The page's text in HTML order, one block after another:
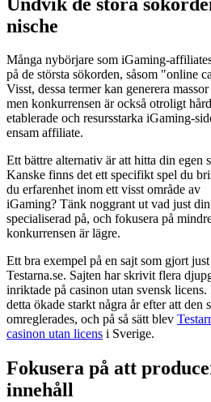
nische
Många nybörjare som iGaming-
på de största sökorden, såsom "online
Visst, dessa termer kan generera
men konkurrensen är också otroligt
etablerade och resursstarka iGaming-
ensam affiliate.
Ett bättre alternativ är att hitta din egen
Kanske finns det ett specifikt spel du
du erfarenhet inom ett visst område av
iGaming? Tänk noggrant ut vad just
specialiserad på, och fokusera på
konkurrensen är lägre.
Ett bra exempel på en sajt som gjort
Testarna.se. Sajten har skrivit flera
inriktade på casinon utan svensk licens.
detta ökade starkt några år efter att den
omreglerades, och på så sätt blev
casinon utan licens i Sverige.
Fokusera på att
innehåll